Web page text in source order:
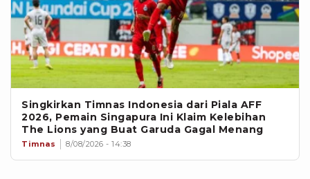
Singkirkan Timnas Indonesia dari Piala AFF
2026, Pemain Singapura Ini Klaim Kelebihan
The Lions yang Buat Garuda Gagal Menang
Timnas 8/08/2026 - 14:38